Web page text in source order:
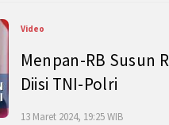
Video
Menpan-RB Susun
Diisi TNI-Polri
13 Maret 2024, 19:25 WIB